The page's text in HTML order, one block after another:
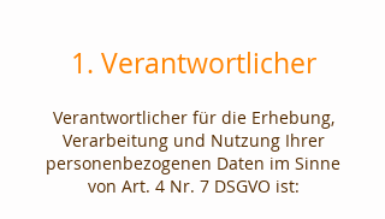
1. Verantwortlicher
Verantwortlicher für die Erhebung,
Verarbeitung und Nutzung Ihrer
personenbezogenen Daten im Sinne
von Art. 4 Nr. 7 DSGVO ist: